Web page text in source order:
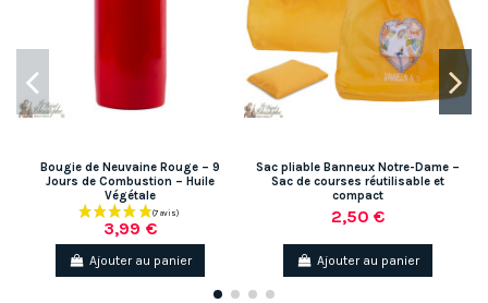
Bougie de Neuvaine Rouge – 9
Jours de Combustion – Huile
Végétale
3,99 €
Ajouter au panier
Sac pliable Banneux Notre-Dame –
Sac de courses réutilisable et
compact
2,50 €
Ajouter au panier